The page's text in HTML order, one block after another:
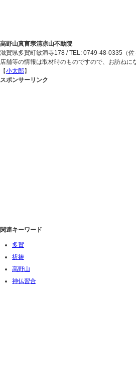
高野山真言宗清凉山不動院
滋賀県多賀町敏満寺178 / TEL: 0749-48-0335（佐
店舗等の情報は取材時のものですので、お訪ねに
【小太郎】
スポンサーリンク
関連キーワード
多賀
祈祷
高野山
神仏習合